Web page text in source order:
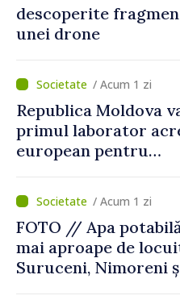
descoperite
unei drone
/ Acum 1 zi
Republica Moldova
primul laborator
european pentru
viței-de-vie
/ Acum 1 zi
FOTO // Apa
mai aproape de
Suruceni, Nimoreni